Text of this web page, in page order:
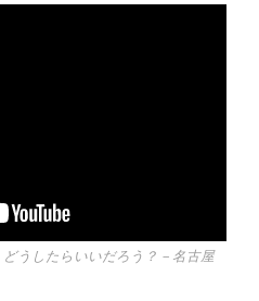
うしたらいいだろう？－名古屋